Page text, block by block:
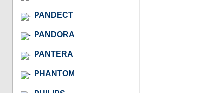
PANDECT
PANDORA
PANTERA
PHANTOM